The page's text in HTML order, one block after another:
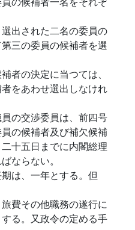
出された二名の委員の
三の委員の候補者を選
者の決定に当つては、
をあわせ選出しなけれ
の交渉委員は、前四号
の候補者及び補欠候補
十五日までに内閣総理
ならない。
は、一年とする。但
費その他職務の遂行に
る。又政令の定める手